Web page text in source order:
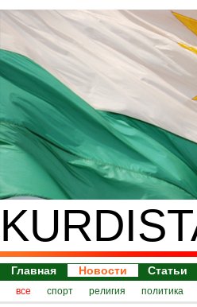
Главная Новости Статьи
все спорт религия политика